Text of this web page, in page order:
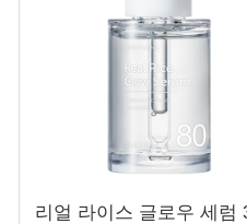
리얼 라이스 글로우 세럼